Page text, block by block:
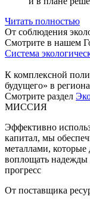
Читать полностью
От соблюдения
Смотрите в нашем
Система
К комплексной
будущего» в
Смотрите раздел
МИССИЯ
Эффективно
капитал, мы
металлами,
воплощать надежды
прогресс
От поставщика